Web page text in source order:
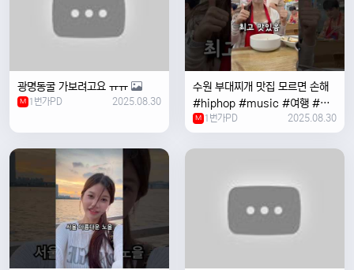
광명동굴 가보려고요 ㅠㅠ
M 1번가PD 2025.08.30
수원 부대찌개 맛집 모르면 손해
#hiphop #music #여행 #맛
집 #수원 #한국여행 #베트남여
자 #혼자여행
M 1번가PD 2025.08.30